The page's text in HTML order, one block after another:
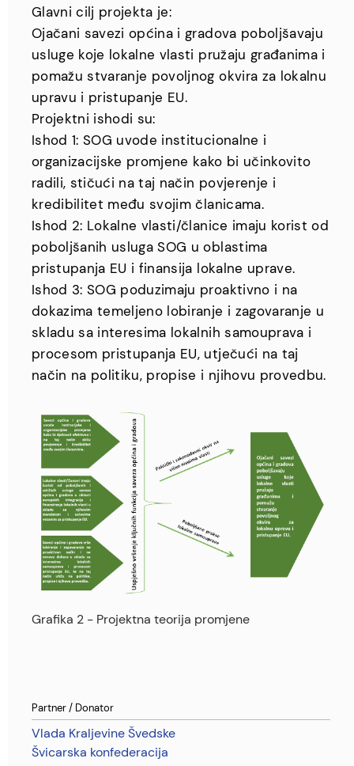
Glavni cilj projekta je:
Ojačani savezi općina i gradova poboljšavaju
usluge koje lokalne vlasti pružaju građanima i
pomažu stvaranje povoljnog okvira za lokalnu
upravu i pristupanje EU.
Projektni ishodi su:
Ishod 1: SOG uvode institucionalne i
organizacijske promjene kako bi učinkovito
radili, stičući na taj način povjerenje i
kredibilitet među svojim članicama.
Ishod 2: Lokalne vlasti/članice imaju korist od
poboljšanih usluga SOG u oblastima
pristupanja EU i finansija lokalne uprave.
Ishod 3: SOG poduzimaju proaktivno i na
dokazima temeljeno lobiranje i zagovaranje u
skladu sa interesima lokalnih samouprava i
procesom pristupanja EU, utječući na taj
način na politiku, propise i njihovu provedbu.
Grafika 2 - Projektna teorija promjene
Partner / Donator
Vlada Kraljevine Švedske
Švicarska konfederacija